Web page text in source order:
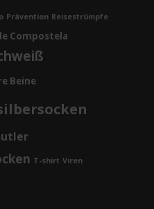
Prävention Reisestrümpfe
Compostela
Beine
T-shirt Viren